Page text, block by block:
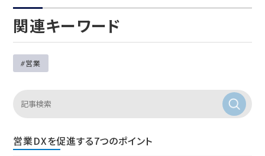
関連キーワード
営業
営業DXを促進する7つのポイント